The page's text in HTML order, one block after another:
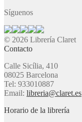
Síguenos
© 2026 Librería Claret
Contacto
Calle Sicília, 410
08025 Barcelona
Tel: 933010887
Email: libreria@claret.es
Horario de la librería